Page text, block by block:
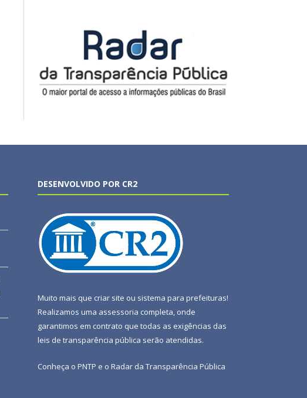
DESENVOLVIDO POR CR2
Muito mais que criar site ou sistema para prefeituras!
Realizamos uma assessoria completa, onde
garantimos em contrato que todas as exigências das
leis de transparência pública serão atendidas.
Conheça o PNTP e o Radar da Transparência Pública